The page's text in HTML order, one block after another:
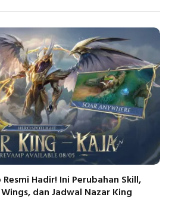
Hadir! Ini Perubahan Skill,
dan Jadwal Nazar King